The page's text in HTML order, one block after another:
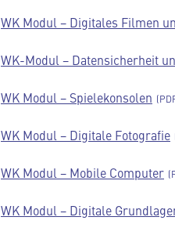
WK Modul − Digi­tales Filmen
WK-Modul − Daten­si­cher­heit
WK Modul − Spie­l­ekon­solen
WK Modul − Digi­tale Foto­grafie
WK Modul − Mobile Computer
WK Modul − Digi­tale